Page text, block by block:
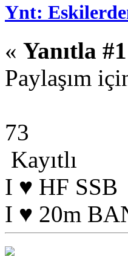
Ynt:
« Yanıtla
Paylaşım
73
Kayıtlı
I ♥ HF SSB
I ♥ 20m